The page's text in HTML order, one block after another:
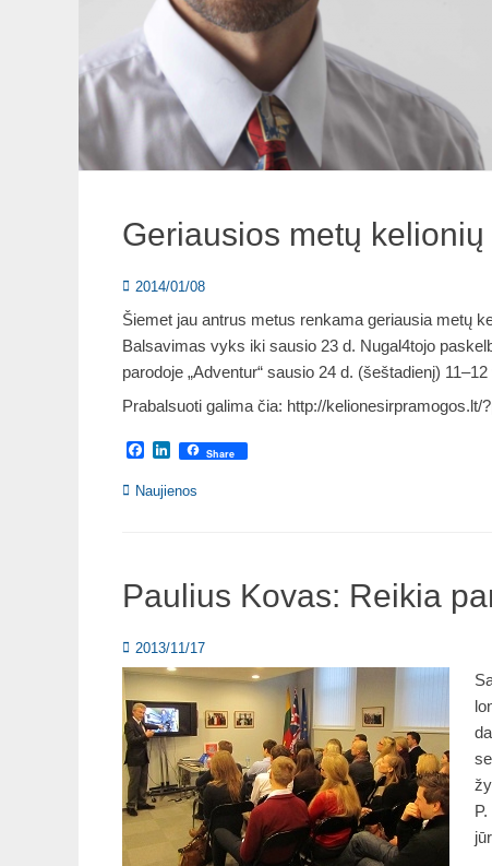
Geriausios metų
Posted
on
2014/01/08
Šiemet jau antrus metus renkama geriausia metų
Balsavimas vyks iki sausio 23 d. Nugal4tojo
parodoje „Adventur“ sausio 24 d. (šeštadienį)
Prabalsuoti galima čia: http://kelionesirpramogos.lt/
Facebook
LinkedIn
Share
Categories
Naujienos
Paulius Kovas: Reikia
Posted
on
2013/11/17